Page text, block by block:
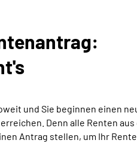
und Sie beginnen einen
Denn alle Renten
Antrag stellen, um Ihr